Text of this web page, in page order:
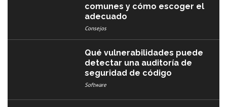
comunes y cómo escoger el
adecuado
Consejos
Qué vulnerabilidades puede
detectar una auditoría de
seguridad de código
Software